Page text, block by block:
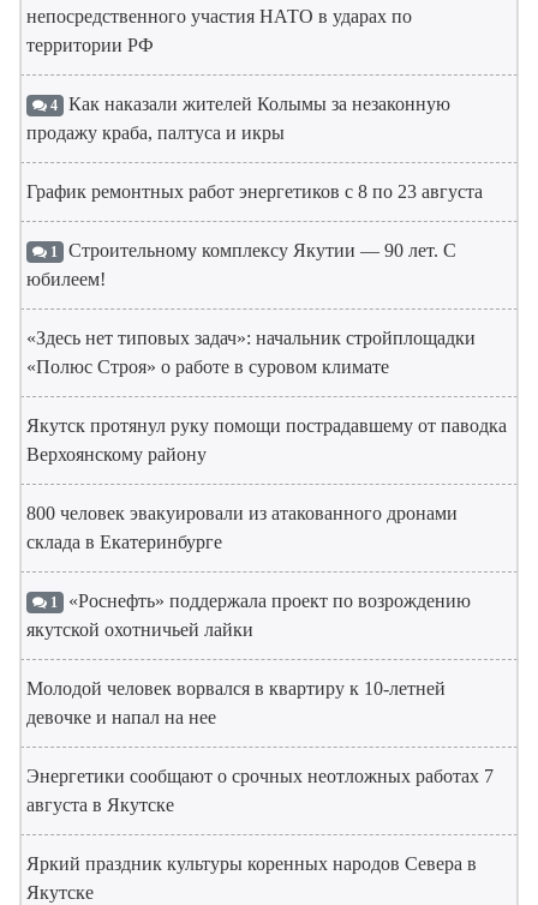
непосредственного участия НАТО в ударах по
территории РФ
4 Как наказали жителей Колымы за незаконную
продажу краба, палтуса и икры
График ремонтных работ энергетиков с 8 по 23 августа
1 Строительному комплексу Якутии — 90 лет. С
юбилеем!
«Здесь нет типовых задач»: начальник стройплощадки
«Полюс Строя» о работе в суровом климате
Якутск протянул руку помощи пострадавшему от паводка
Верхоянскому району
800 человек эвакуировали из атакованного дронами
склада в Екатеринбурге
1 «Роснефть» поддержала проект по возрождению
якутской охотничьей лайки
Молодой человек ворвался в квартиру к 10-летней
девочке и напал на нее
Энергетики сообщают о срочных неотложных работах 7
августа в Якутске
Яркий праздник культуры коренных народов Севера в
Якутске